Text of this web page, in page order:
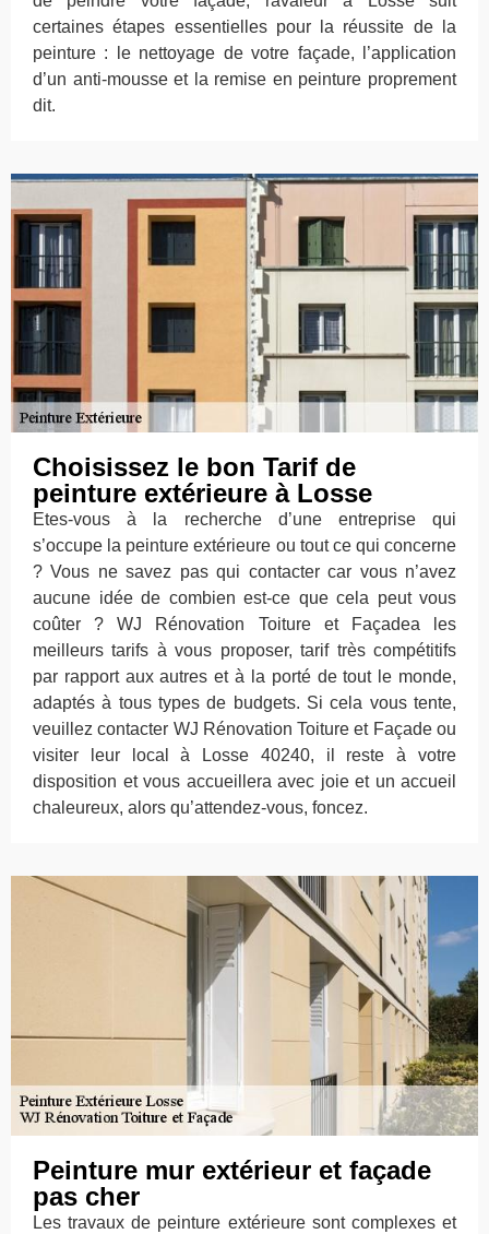
certaines étapes essentielles pour la réussite de la
peinture : le nettoyage de votre façade, l’application
d’un anti-mousse et la remise en peinture proprement
dit.
Choisissez le bon Tarif de
peinture extérieure à Losse
Etes-vous à la recherche d’une entreprise qui
s’occupe la peinture extérieure ou tout ce qui concerne
? Vous ne savez pas qui contacter car vous n’avez
aucune idée de combien est-ce que cela peut vous
coûter ? WJ Rénovation Toiture et Façadea les
meilleurs tarifs à vous proposer, tarif très compétitifs
par rapport aux autres et à la porté de tout le monde,
adaptés à tous types de budgets. Si cela vous tente,
veuillez contacter WJ Rénovation Toiture et Façade ou
visiter leur local à Losse 40240, il reste à votre
disposition et vous accueillera avec joie et un accueil
chaleureux, alors qu’attendez-vous, foncez.
Peinture mur extérieur et façade
pas cher
Les travaux de peinture extérieure sont complexes et